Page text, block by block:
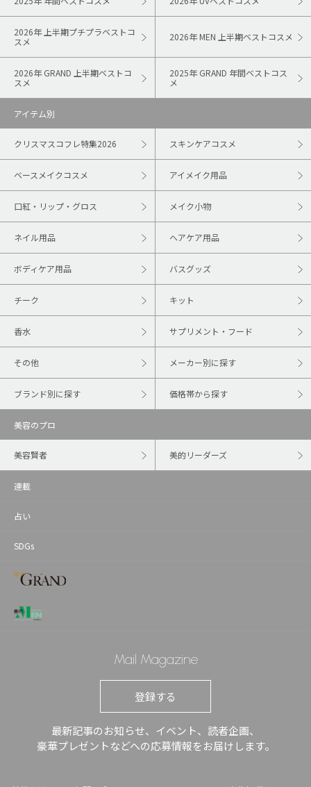
2026年 上半期プチプラベストコ
スメ
2026年 MEN 上半期ベストコスメ
2026年 GRAND 上半期ベストコ
スメ
2025年 GRAND 年間ベストコス
メ
アイテム別
クリスマスコフレ特集2026 スキンケアコスメ
ベースメイクコスメ アイメイク用品
口紅・リップ・グロス メイク小物
ネイル用品 ヘアケア用品
ボディケア用品 バスグッズ
チーク キット
香水 サプリメント・フード
その他 メーカー別に探す
ブランド別に探す 価格帯から探す
美容のプロ
美容賢者 美的リーダーズ
連載
占い
SDGs
Mail Magazine
登録する
最新記事のお知らせ、イベント、読者企画、
豪華プレゼントなどへの応募情報をお届けします。